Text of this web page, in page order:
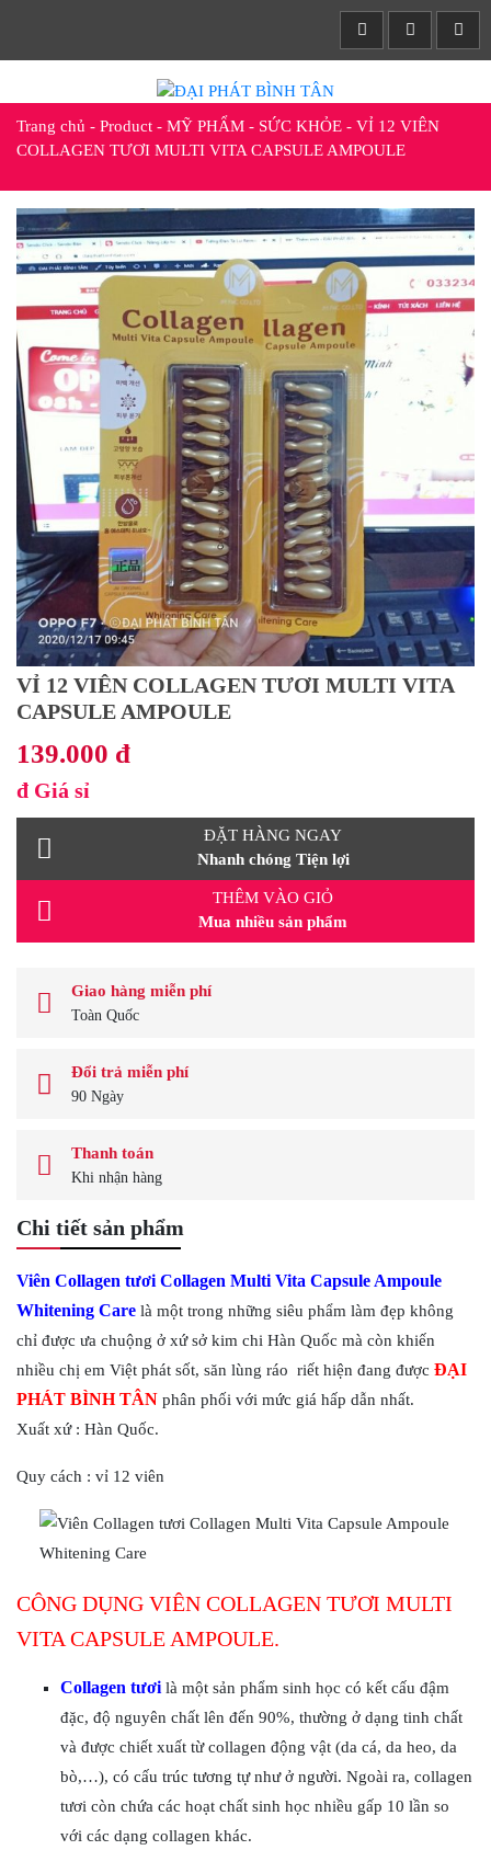
Trang chủ - Product - MỸ PHẨM - SỨC KHỎE - VỈ 12 VIÊN
COLLAGEN TƯƠI MULTI VITA CAPSULE AMPOULE
VỈ 12 VIÊN COLLAGEN TƯƠI MULTI VITA
CAPSULE AMPOULE
139.000 đ
đ Giá sỉ
ĐẶT HÀNG NGAY
Nhanh chóng Tiện lợi
THÊM VÀO GIỎ
Mua nhiều sản phẩm
Giao hàng miễn phí
Toàn Quốc
Đổi trả miễn phí
90 Ngày
Thanh toán
Khi nhận hàng
Chi tiết sản phẩm
Viên Collagen tươi Collagen Multi Vita Capsule Ampoule
Whitening Care là một trong những siêu phẩm làm đẹp không
chỉ được ưa chuộng ở xứ sở kim chi Hàn Quốc mà còn khiến
nhiều chị em Việt phát sốt, săn lùng ráo riết hiện đang được ĐẠI
PHÁT BÌNH TÂN phân phối với mức giá hấp dẫn nhất.
Xuất xứ : Hàn Quốc.
Quy cách : vỉ 12 viên
CÔNG DỤNG VIÊN COLLAGEN TƯƠI MULTI
VITA CAPSULE AMPOULE.
Collagen tươi là một sản phẩm sinh học có kết cấu đậm
đặc, độ nguyên chất lên đến 90%, thường ở dạng tinh chất
và được chiết xuất từ collagen động vật (da cá, da heo, da
bò,…), có cấu trúc tương tự như ở người. Ngoài ra, collagen
tươi còn chứa các hoạt chất sinh học nhiều gấp 10 lần so
với các dạng collagen khác.